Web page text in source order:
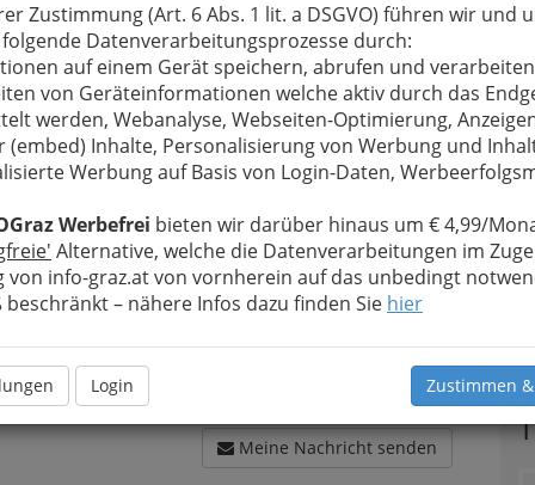
Zustimmung (Art. 6 Abs. 1 lit. a DSGVO) führen wir und
Datenverarbeitungsprozesse durch:
auf einem Gerät speichern, abrufen und
von Geräteinformationen welche aktiv durch das
werden, Webanalyse, Webseiten-Optimierung,
(embed) Inhalte, Personalisierung von Werbung und
Werbung auf Basis von Login-Daten,
Werbefrei bieten wir darüber hinaus um € 4,99/
Alternative, welche die Datenverarbeitungen im
von info-graz.at von vornherein auf das unbedingt
beschränkt – nähere Infos dazu finden Sie hier
Login Zustimmen
bewahren, verwenden wir an dieser Stelle zur
Ihre Nachricht wird nach dem Absenden
Genuss - Jürgen Grollitsch weitergeleitet.
Meine Nachricht
Meine Nachricht senden